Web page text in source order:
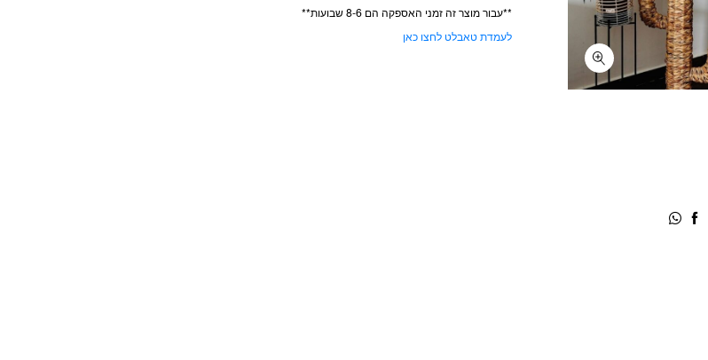
**עבור מוצר זה זמני האספקה הם 8-6 שבועות**
לעמדת טאבלט לחצו כאן